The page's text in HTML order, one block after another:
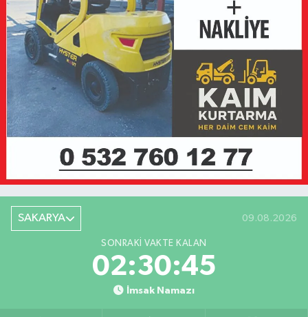
SAKARYA 09.08.2026
SONRAKI VAKTE KALAN
02:30:45
İmsak Namazı